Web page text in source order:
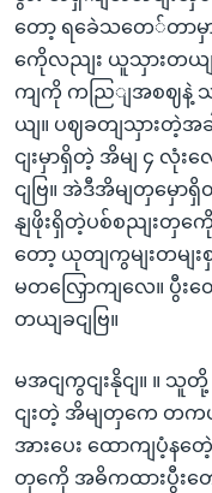
တော့ ရခေဲသတေ်တာမှ
ကေိုလညျး ယူသှားတယျ
ကျကို ကညြျအစဈနဲ့ သ
ယျ။ ပဈခတျသှားတဲ့အ
ငျးမှာရှိတဲ့ အိမျ ၄ လုံ
ငျဗြ။ အဲဒီအိမျတှမှေ
နျဖိုးရှိတဲ့ပစ်စညျးတှကေို
တော့ ယုတျကွမျးတမျ
မတလြှောကျလေ။ ပွီးတ
တယျခငျဗြ။
မအငျကွငျးနိုငျ။ ။ သူ
ငျးတဲ့ အိမျတှကေ တ
အားပေး ထောကျပံ့န
တှကေို အဓိကထားပွီးတော့